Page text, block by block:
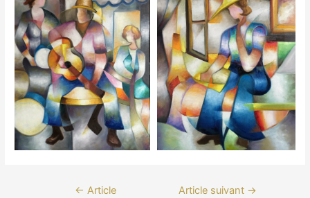
Navigation← Article
Article suivant →